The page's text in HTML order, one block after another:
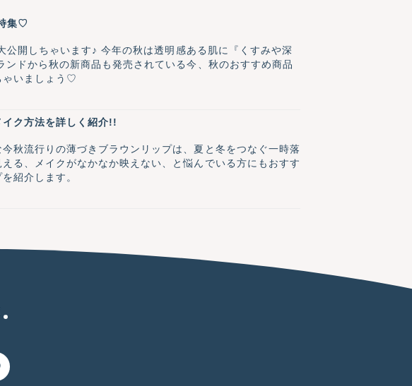
集♡
開しちゃいます♪ 今年の秋は透明感ある肌に『くすみや深
ドから秋の新商品も発売されている今、秋のおすすめ商品
ゃいましょう♡
ク方法を詳しく紹介!!
秋流行りの薄づきブラウンリップは、夏と冬をつなぐ一時落
る、メイクがなかなか映えない、と悩んでいる方にもおすす
紹介します。